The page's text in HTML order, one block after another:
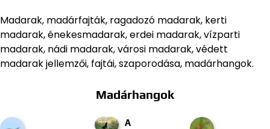
Madarak, madárfajták, ragadozó madarak, kerti
madarak, énekesmadarak, erdei madarak, vízparti
madarak, nádi madarak, városi madarak, védett
madarak jellemzői, fajtái, szaporodása, madárhangok.
Madárhangok
A